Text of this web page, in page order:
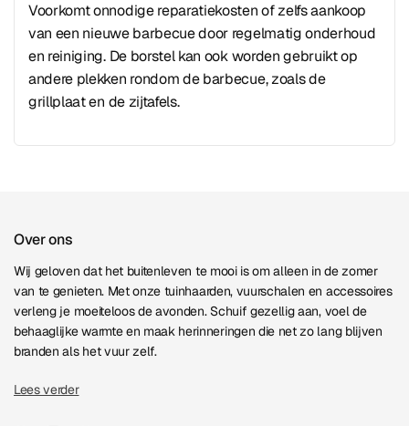
Voorkomt onnodige reparatiekosten of zelfs aankoop
van een nieuwe barbecue door regelmatig onderhoud
en reiniging. De borstel kan ook worden gebruikt op
andere plekken rondom de barbecue, zoals de
grillplaat en de zijtafels.
Over ons
Wij geloven dat het buitenleven te mooi is om alleen in de zomer
van te genieten. Met onze tuinhaarden, vuurschalen en accessoires
verleng je moeiteloos de avonden. Schuif gezellig aan, voel de
behaaglijke warmte en maak herinneringen die net zo lang blijven
branden als het vuur zelf.
Lees verder